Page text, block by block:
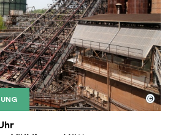
der Völklinger Hütte mit
Völklinger Hütte | Karl
©